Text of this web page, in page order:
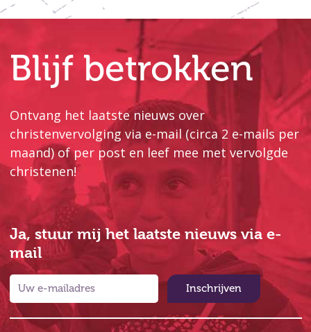
Blijf betrokken
Ontvang het laatste nieuws over
christenvervolging via e-mail (circa 2 e-mails per
maand) of per post en leef mee met vervolgde
christenen!
Ja, stuur mij het laatste nieuws via e-
mail
Inschrijven